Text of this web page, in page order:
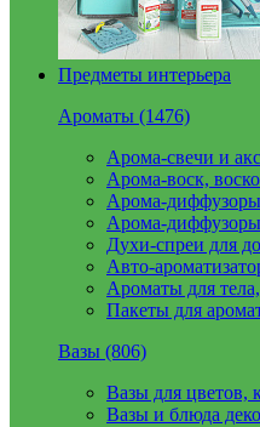
Предметы интерьера
Ароматы (1476)
Арома-свечи и
Арома-воск,
Арома-
Арома-диффузоры
Духи-спреи для
Авто-
Ароматы для
Пакеты для
Вазы (806)
Вазы для цветов,
Вазы и блюда